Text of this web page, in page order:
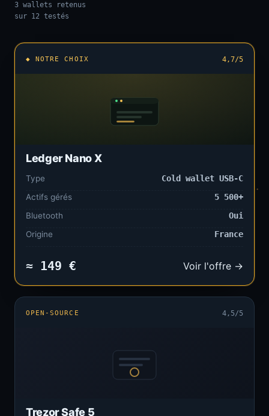
3 wallets retenus
sur 12 testés
◆ NOTRE CHOIX 4,7/5
Ledger Nano X
Type
Cold wallet USB-C
Actifs gérés
5 500+
Bluetooth
Oui
Origine
France
≈ 149 € Voir l'offre →
OPEN-SOURCE 4,5/5
Trezor Safe 5